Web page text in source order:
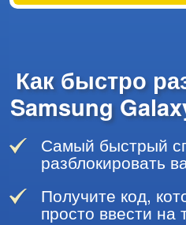
Как быстро
Samsung
Самый быстрый
разблокировать
Получите код,
просто ввести на